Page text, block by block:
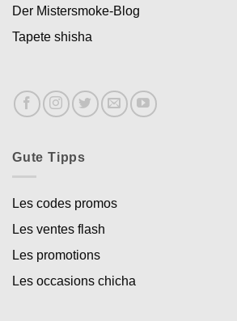
Der Mistersmoke-Blog
Tapete shisha
Gute Tipps
Les codes promos
Les ventes flash
Les promotions
Les occasions chicha